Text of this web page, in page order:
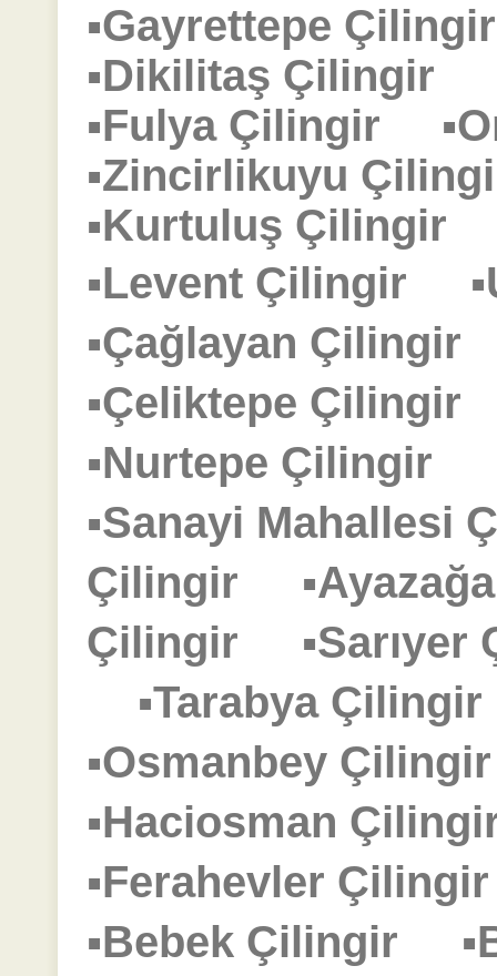
▪Gayrettepe
▪Dikilitaş Çilingir
▪Fulya Çilingir
▪Zincirlikuyu
▪Kurtuluş
▪Levent Çilingir
▪Çağlayan
▪Çeliktepe
▪Nurtepe Çilingir
▪Sanayi
Çilingir
Çilingir
▪Tarabya
▪Osmanbey
▪Haciosman
▪Ferahevler
▪Bebek Çilingir